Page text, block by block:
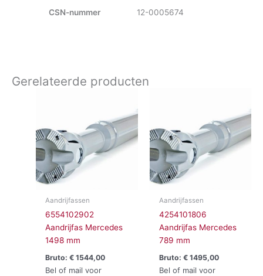
CSN-nummer 12-0005674
Gerelateerde producten
Aandrijfassen
6554102902
Aandrijfas Mercedes
1498 mm
Bruto:€ 1544,00
Bel of mail voor
Aandrijfassen
4254101806
Aandrijfas Mercedes
789 mm
Bruto: €1495,00
Bel of mail voor